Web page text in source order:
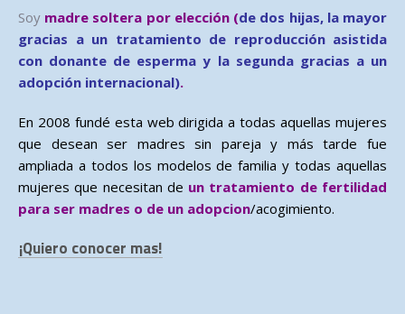
Soy madre soltera por elección (de dos hijas, la mayor
gracias a un tratamiento de reproducción asistida
con donante de esperma y la segunda gracias a un
adopción internacional).
En 2008 fundé esta web dirigida a todas aquellas mujeres
que desean ser madres sin pareja y más tarde fue
ampliada a todos los modelos de familia y todas aquellas
mujeres que necesitan de un tratamiento de fertilidad
para ser madres o de un adopcion/acogimiento.
¡Quiero conocer mas!